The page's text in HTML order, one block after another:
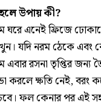
উপায় কী?
এনেই ফ্রিজে
যদি নরম ঠেকে এবং
রসনা তৃপ্তির জন্য
করলে ক্ষতি নেই,
ফল কেনার পর এই